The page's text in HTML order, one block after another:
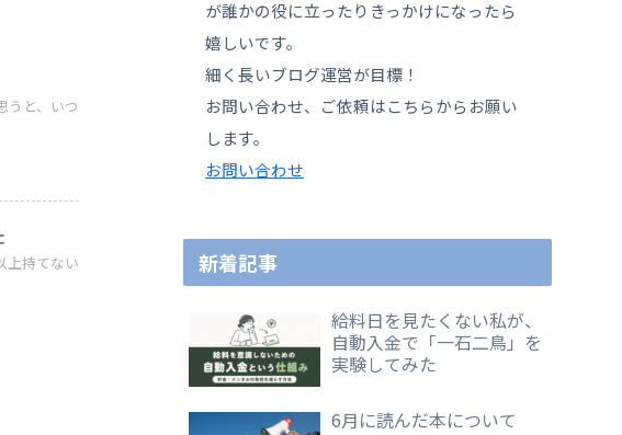
と、いつ
上持てない
が誰かの役に立ったりきっかけになったら
嬉しいです。
細く長いブログ運営が目標！
お問い合わせ、ご依頼はこちらからお願い
します。
お問い合わせ
新着記事
給料日を見たくない私が、
自動入金で「一石二鳥」を
実験してみた
6月に読んだ本について